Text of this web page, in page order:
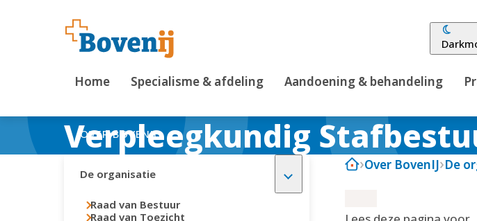
Home Specialisme & afdeling Aandoening & behandeling
Verpleegkundig
OVER BOVENIJ
De organisatie
Raad van Bestuur
Raad van Toezicht
Over BovenIJ De